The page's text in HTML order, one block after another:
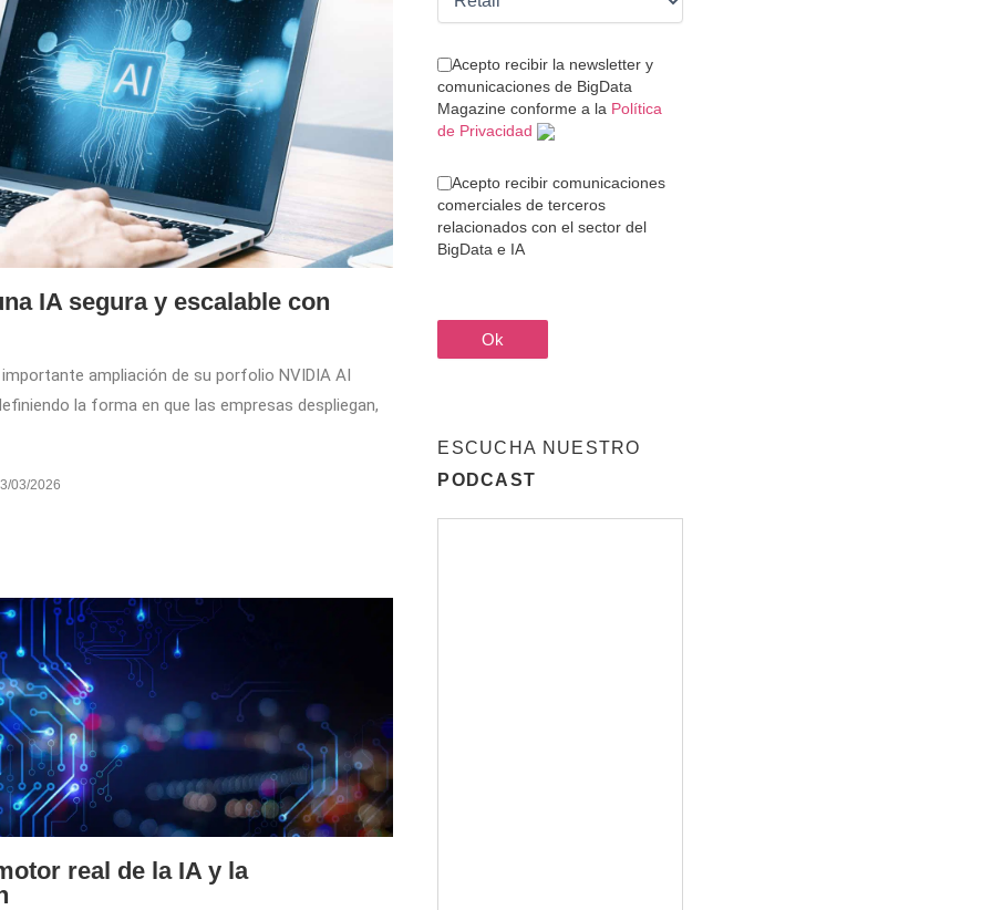
IA segura y escalable con
ampliación de su porfolio NVIDIA AI
la forma en que las empresas despliegan,
03/2026
real de la IA y la
Acepto recibir la newsletter y
comunicaciones de BigData
Magazine conforme a la Política
de Privacidad
Acepto recibir comunicaciones
comerciales de terceros
relacionados con el sector del
BigData e IA
ESCUCHA NUESTRO
PODCAST